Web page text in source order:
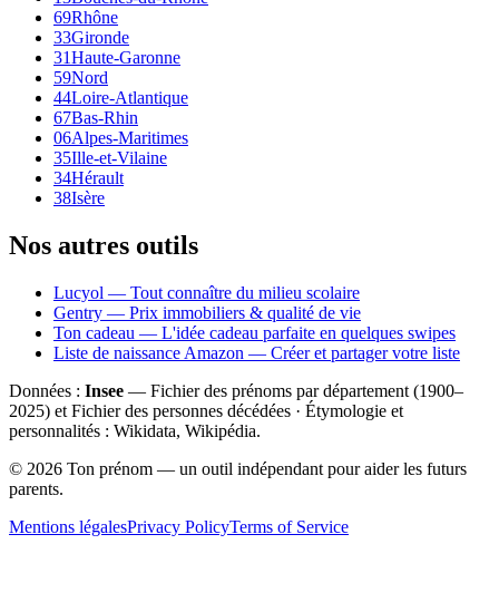
69Rhône
33Gironde
31Haute-Garonne
59Nord
44Loire-Atlantique
67Bas-Rhin
06Alpes-Maritimes
35Ille-et-Vilaine
34Hérault
38Isère
Nos autres outils
Lucyol — Tout connaître du milieu scolaire
Gentry — Prix immobiliers & qualité de vie
Ton cadeau — L'idée cadeau parfaite en quelques swipes
Liste de naissance Amazon — Créer et partager votre liste
Données : Insee — Fichier des prénoms par département (1900–
2025) et Fichier des personnes décédées · Étymologie et
personnalités : Wikidata, Wikipédia.
© 2026 Ton prénom — un outil indépendant pour aider les futurs
parents.
Mentions légalesPrivacy PolicyTerms of Service